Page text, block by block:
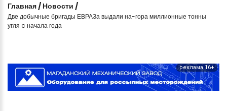
Главная / Новости /
Две добычные бригады ЕВРАЗа выдали на-гора миллионные тонны
угля c начала года
реклама 16+